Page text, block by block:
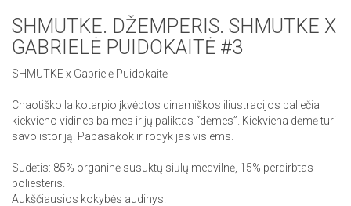
SHMUTKE. DŽEMPERIS. SHMUTKE X
GABRIELĖ PUIDOKAITĖ #3
SHMUTKE x Gabrielė Puidokaitė
Chaotiško laikotarpio įkvėptos dinamiškos iliustracijos paliečia
kiekvieno vidines baimes ir jų paliktas “dėmes”. Kiekviena dėmė turi
savo istoriją. Papasakok ir rodyk jas visiems.
Sudėtis: 85% organinė susuktų siūlų medvilnė, 15% perdirbtas
poliesteris.
Aukščiausios kokybės audinys.